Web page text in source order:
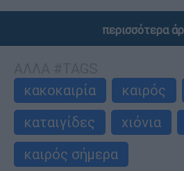
περισσότερα
κακοκαιρία
καιρός
καταιγίδες
χιόνια
καιρός σήμερα